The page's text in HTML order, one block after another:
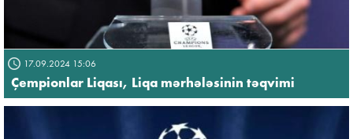
17.09.2024 15:06
Çempionlar Liqası, Liqa mərhələsinin təqvimi